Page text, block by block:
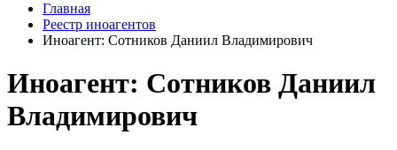
Главная
Реестр иноагентов
Иноагент: Сотников Даниил Владимирович
Иноагент: Сотников Даниил
Владимирович